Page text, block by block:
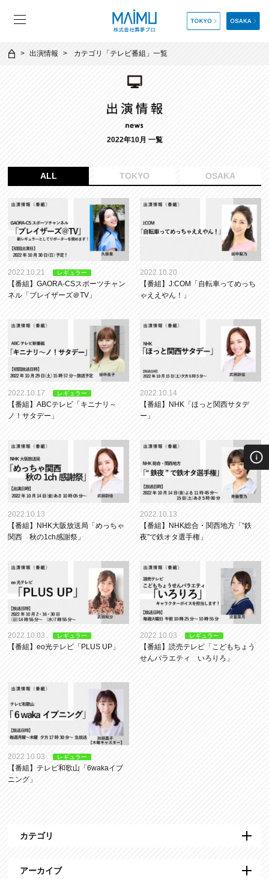
出演情報 カテゴリ「 テレビ番組 」一覧
2022年10月 一覧
ALL TOKYO OSAKA
2022.10.21 レギュラー
【番組】GAORA-CSスポーツチャン
ネル「ブレイザーズ＠TV」
2022.10.20
【番組】J:COM「自転車ってめっち
ゃええやん！」
2022.10.17 レギュラー
【番組】ABCテレビ「キニナリ～
ノ！サタデー」
2022.10.14
【番組】NHK「ほっと関西サタデ
ー」
2022.10.13
【番組】NHK大阪放送局「めっちゃ
関西 秋の1ch感謝祭」
2022.10.13
【番組】NHK総合・関西地方「“鉄
夜”で鉄オタ選手権」
2022.10.03 レギュラー
【番組】eo光テレビ「PLUS UP」
2022.10.03 レギュラー
【番組】読売テレビ「こどもちょう
せんバラエティ いろりろ」
2022.10.03 レギュラー
【番組】テレビ和歌山「6wakaイブ
ニング」
カテゴリ
アーカイブ